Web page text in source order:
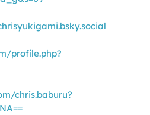
profile.php?
chris.baburu?